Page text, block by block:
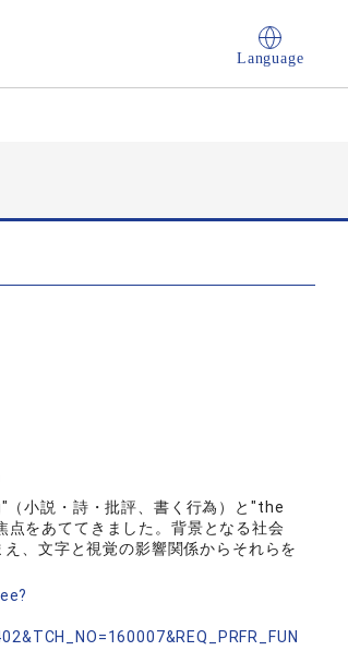
Language
小説・詩・批評、書く行為）と"the
をあててきました。背景となる社会
、文字と視覚の影響関係からそれらを